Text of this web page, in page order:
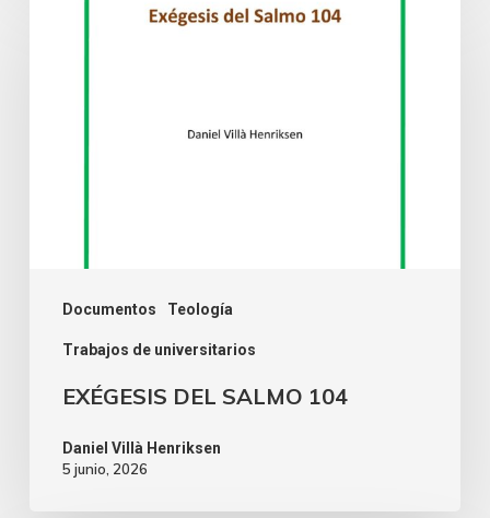
Documentos Teología
Trabajos de universitarios
EXÉGESIS DEL SALMO 104
Daniel Villà Henriksen
5 junio, 2026